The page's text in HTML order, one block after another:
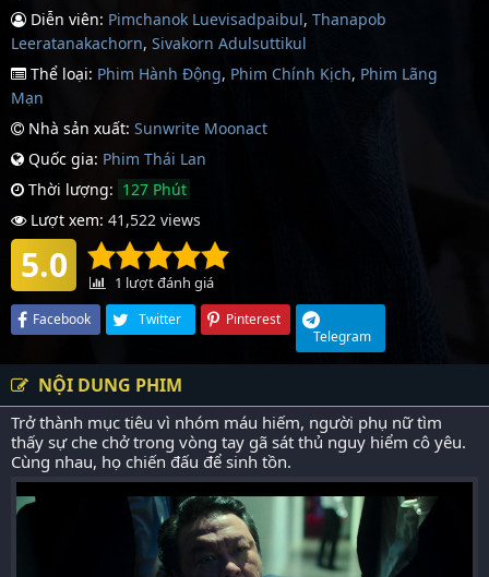
Diễn viên: Pimchanok Luevisadpaibul, Thanapob
Leeratanakachorn, Sivakorn Adulsuttikul
Thể loại: Phim Hành Động, Phim Chính Kịch, Phim Lãng
Mạn
Nhà sản xuất: Sunwrite Moonact
Quốc gia: Phim Thái Lan
Thời lượng: 127 Phút
Lượt xem: 41,522 views
5.0 1 lượt đánh giá
Facebook Twitter
Pinterest
Telegram
NỘI DUNG PHIM
Trở thành mục tiêu vì nhóm máu hiếm, người phụ nữ tìm
thấy sự che chở trong vòng tay gã sát thủ nguy hiểm cô yêu.
Cùng nhau, họ chiến đấu để sinh tồn.